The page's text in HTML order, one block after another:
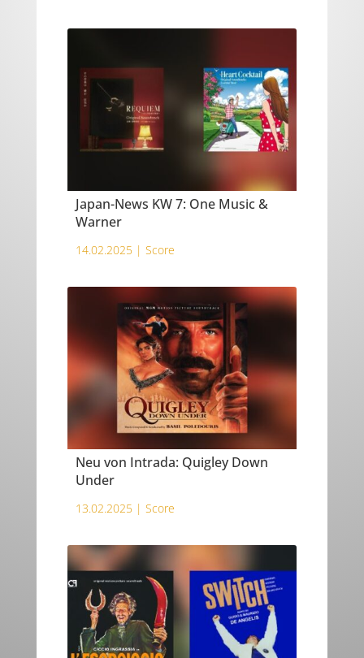
Japan-News KW 7: One Music &
Warner
14.02.2025 | Score
Neu von Intrada: Quigley Down
Under
13.02.2025 | Score